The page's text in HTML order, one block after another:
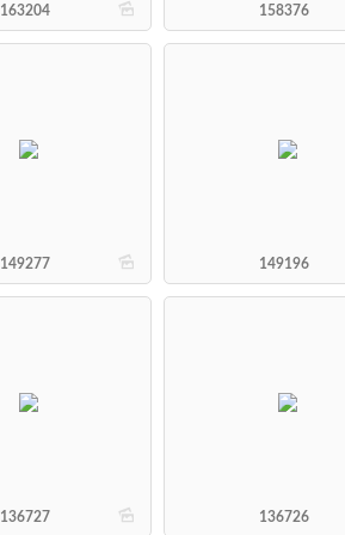
b
163204 158376
b
149277 149196
b
136727 136726